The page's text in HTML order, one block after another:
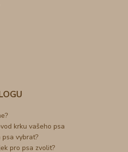
krku vašeho psa
psa vybrat?
pro psa zvolit?